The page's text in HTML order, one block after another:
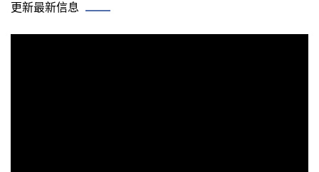
更新最新信息